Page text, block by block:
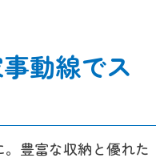
動線でス
豊富な収納と優れた